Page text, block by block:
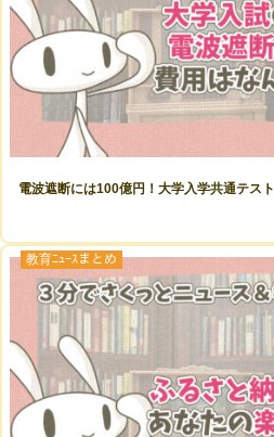
電波遮断には100億円！大学入学共通テス
教育ﾆｭｰｽまとめ